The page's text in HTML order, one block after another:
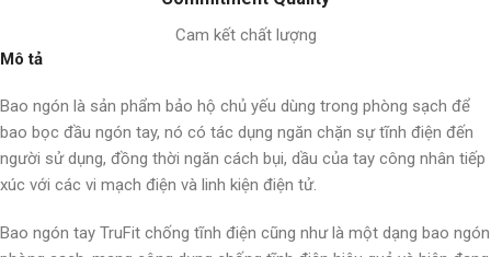
Cam kết chất lượng
Mô tả
Bao ngón là sản phẩm bảo hộ chủ yếu dùng trong phòng sạch để
bao bọc đầu ngón tay, nó có tác dụng ngăn chặn sự tĩnh điện đến
người sử dụng, đồng thời ngăn cách bụi, dầu của tay công nhân tiếp
xúc với các vi mạch điện và linh kiện điện tử.
Bao ngón tay TruFit chống tĩnh điện cũng như là một dạng bao ngón